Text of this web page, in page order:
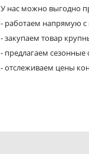
У нас можно выгодно
- работаем напрямую
- закупаем товар
- предлагаем сезонные
- отслеживаем цены